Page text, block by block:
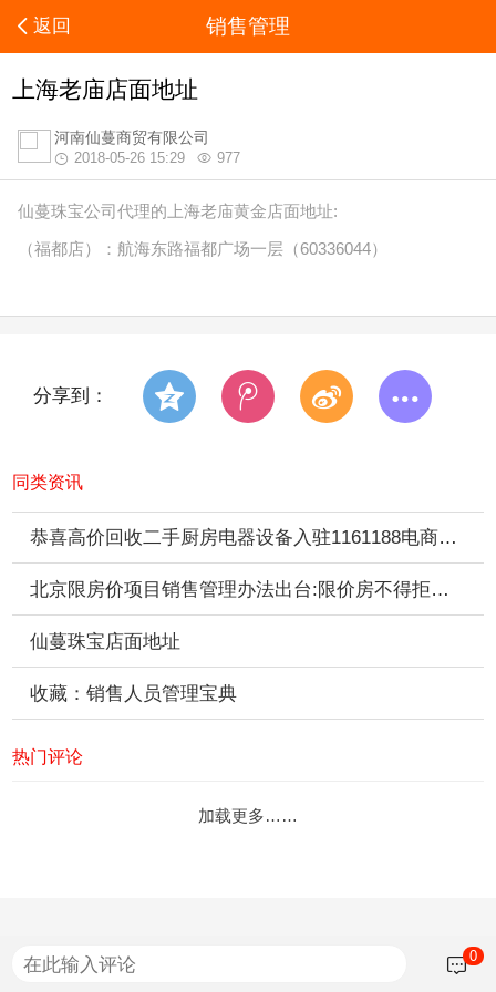
返回 销售管理
上海老庙店面地址
河南仙蔓商贸有限公司
2018-05-26 15:29 977
仙蔓珠宝公司代理的上海老庙黄金店面地址:
（福都店）：航海东路福都广场一层（60336044）
分享到：
同类资讯
恭喜高价回收二手厨房电器设备入驻1161188电商推广平台
北京限房价项目销售管理办法出台:限价房不得拒绝公积金
仙蔓珠宝店面地址
收藏：销售人员管理宝典
热门评论
加载更多……
0